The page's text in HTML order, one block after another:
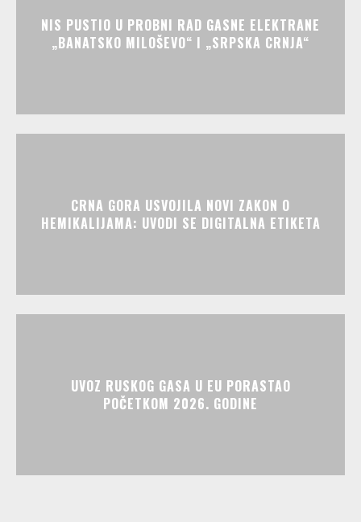
NIS PUSTIO U PROBNI RAD GASNE ELEKTRANE
„BANATSKO MILOŠEVO“ I „SRPSKA CRNJA“
CRNA GORA USVOJILA NOVI ZAKON O
HEMIKALIJAMA: UVODI SE DIGITALNA ETIKETA
UVOZ RUSKOG GASA U EU PORASTAO
POČETKOM 2026. GODINE